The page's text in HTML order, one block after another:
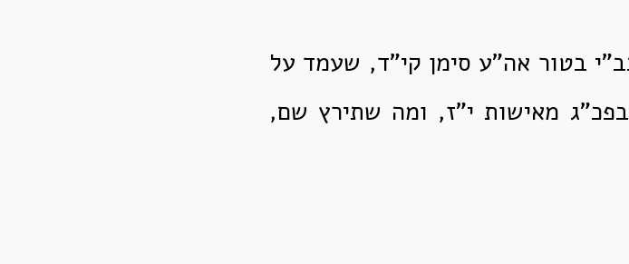
בטור אה"ע סימן קי"ד, שעמד על
מאישות י"ז, ומה שתירץ שם,